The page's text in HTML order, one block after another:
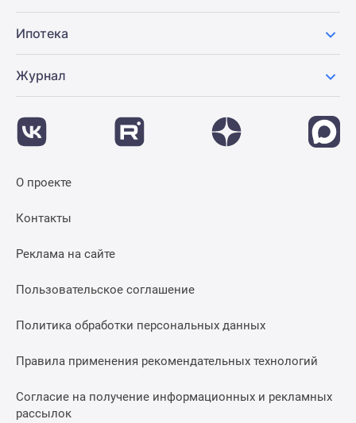
Ипотека
Журнал
О проекте
Контакты
Реклама на сайте
Пользовательское соглашение
Политика обработки персональных данных
Правила применения рекомендательных технологий
Согласие на получение информационных и рекламных
рассылок